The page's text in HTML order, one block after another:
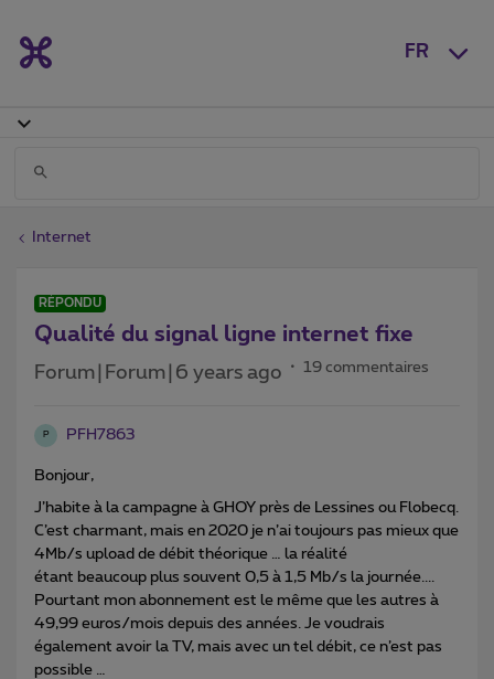
FR
Internet
RÉPONDU
Qualité du signal ligne internet fixe
Forum|Forum|6 years ago 19 commentaires
P PFH7863
Bonjour,
J’habite à la campagne à GHOY près de Lessines ou Flobecq.
C’est charmant, mais en 2020 je n’ai toujours pas mieux que
4Mb/s upload de débit théorique … la réalité
étant beaucoup plus souvent 0,5 à 1,5 Mb/s la journée....
Pourtant mon abonnement est le même que les autres à
49,99 euros/mois depuis des années. Je voudrais
également avoir la TV, mais avec un tel débit, ce n’est pas
possible …